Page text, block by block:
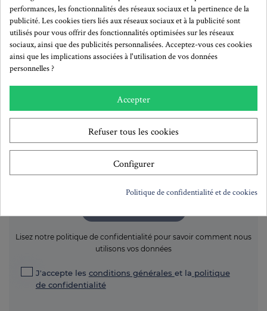
- Vous rentrez le format de l'ouverture, votre sujet (ici les flèches en rose)
- Vous rentrez les marges (ici les flèches noires)
Ainsi, le format extérieur (flèches blanches) sera le résultat de l'ouverture
+ les marges de chaque côté.
Créez votre passe-partout
S'abonner à la newsletter!
Lisez notre politique de confidentialité pour savoir comment nous
utilisons vos données
J'accepte les conditions générales et la politique
de confidentialité
performances, les fonctionnalités des réseaux sociaux et la pertinence de la
publicité. Les cookies tiers liés aux réseaux sociaux et à la publicité sont
utilisés pour vous offrir des fonctionnalités optimisées sur les réseaux
sociaux, ainsi que des publicités personnalisées. Acceptez-vous ces cookies
ainsi que les implications associées à l'utilisation de vos données
personnelles ?
Accepter
Refuser tous les cookies
Configurer
Politique de confidentialité et de cookies